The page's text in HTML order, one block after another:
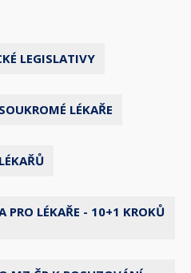
LEGISLATIVY
LÉKAŘE
PRO LÉKAŘE - 10+1 KROKŮ